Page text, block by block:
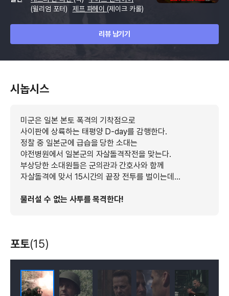
(윌리엄 포터)
제프 파헤이(제이크 카롤)
리뷰 남기기
시놉시스
미군은 일본 본토 폭격의 기착점으로
사이판에 상륙하는 태평양 D-day를 감행한다.
정찰 중 일본군에 급습을 당한 소대는
야전병원에서 일본군의 자살돌격작전을 맞는다.
부상당한 소대원들은 군의관과 간호사와 함께
자살돌격에 맞서 15시간의 끝장 전투를 벌이는데...
물러설 수 없는 사투를 목격한다!
포토(15)